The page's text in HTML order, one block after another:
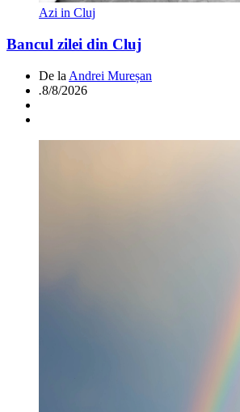
Azi in Cluj
Bancul zilei din Cluj
De la Andrei Mureșan
.8/8/2026